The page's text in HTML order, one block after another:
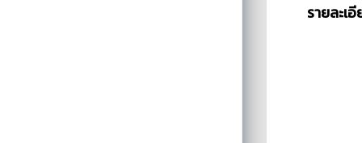
รายละเ